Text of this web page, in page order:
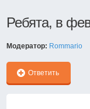
Ребята, в
Модератор: Rommario
Ответить